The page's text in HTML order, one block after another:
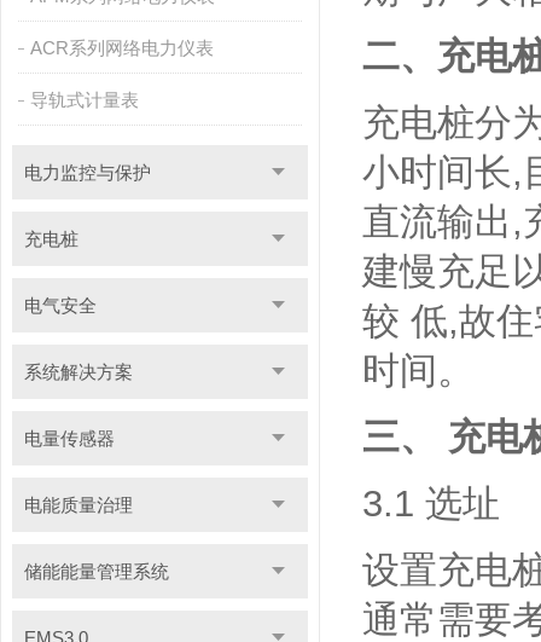
ACR系列网络电力仪表
导轨式计量表
电力监控与保护
充电桩
电气安全
系统解决方案
电量传感器
电能质量治理
储能能量管理系统
EMS3.0
二、充电
充电桩分
小时间长,
直流输出,
建慢充足
较 低,故
时间。
三、 充电
3.1 选址
设置充电
通常需要